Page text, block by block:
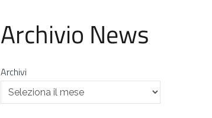
Archivio News
Archivi